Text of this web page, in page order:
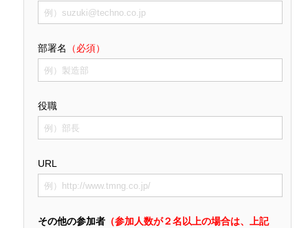
部署名 （必須）
役職
URL
その他の参加者 （参加人数が２名以上の場合は、上記